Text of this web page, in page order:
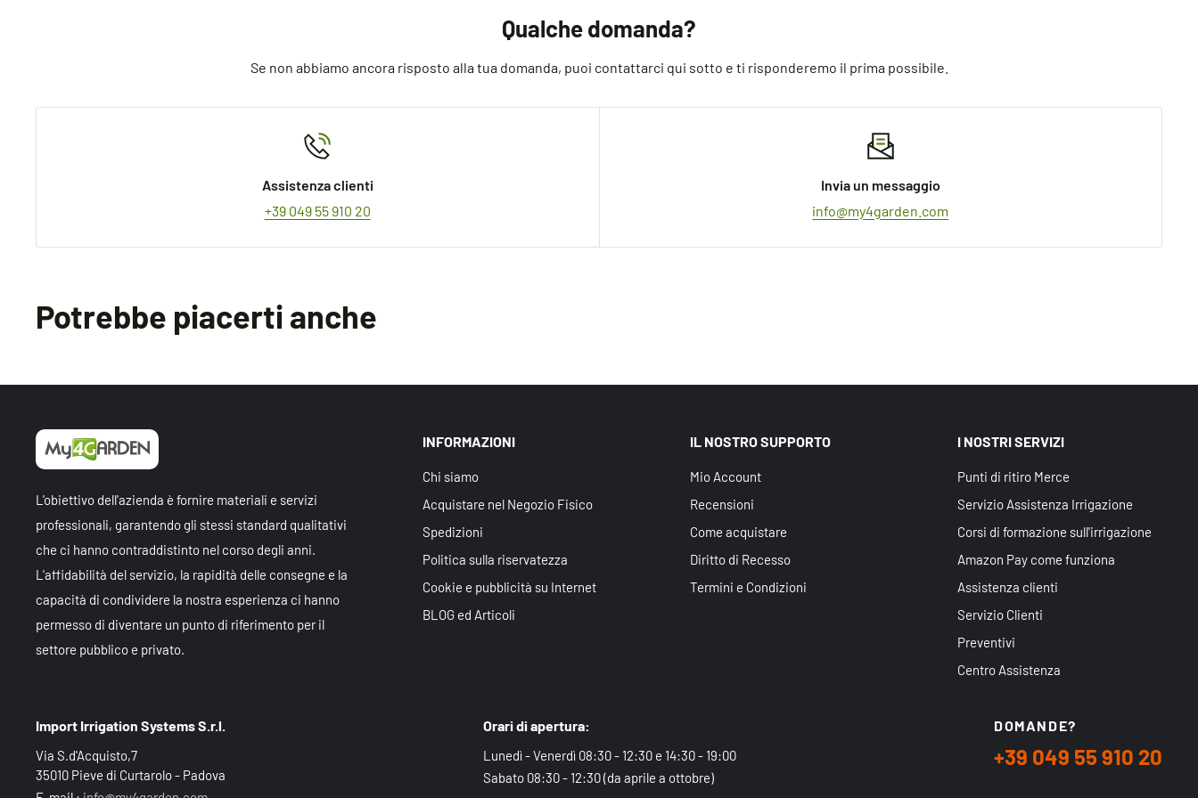
Qualche domanda?
Se non abbiamo ancora risposto alla tua domanda, puoi contattarci qui sotto e ti risponderemo il prima possibile.
Assistenza clienti
+39 049 55 910 20
Invia un messaggio
info@my4garden.com
Potrebbe piacerti anche
L'obiettivo dell'azienda è fornire materiali e servizi
professionali, garantendo gli stessi standard qualitativi
che ci hanno contraddistinto nel corso degli anni.
L'affidabilità del servizio, la rapidità delle consegne e la
capacità di condividere la nostra esperienza ci hanno
permesso di diventare un punto di riferimento per il
settore pubblico e privato.
INFORMAZIONI
Chi siamo
Acquistare nel Negozio Fisico
Spedizioni
Politica sulla riservatezza
Cookie e pubblicità su Internet
BLOG ed Articoli
IL NOSTRO SUPPORTO
Mio Account
Recensioni
Come acquistare
Diritto di Recesso
Termini e Condizioni
I NOSTRI SERVIZI
Punti di ritiro Merce
Servizio Assistenza Irrigazione
Corsi di formazione sull'irrigazione
Amazon Pay come funziona
Assistenza clienti
Servizio Clienti
Preventivi
Centro Assistenza
Import Irrigation Systems S.r.l.
Via S.d'Acquisto,7
35010 Pieve di Curtarolo - Padova
Orari di apertura:
Lunedì - Venerdì 08:30 - 12:30 e 14:30 - 19:00
Sabato 08:30 - 12:30 (da aprile a ottobre)
DOMANDE?
+39 049 55 910 20